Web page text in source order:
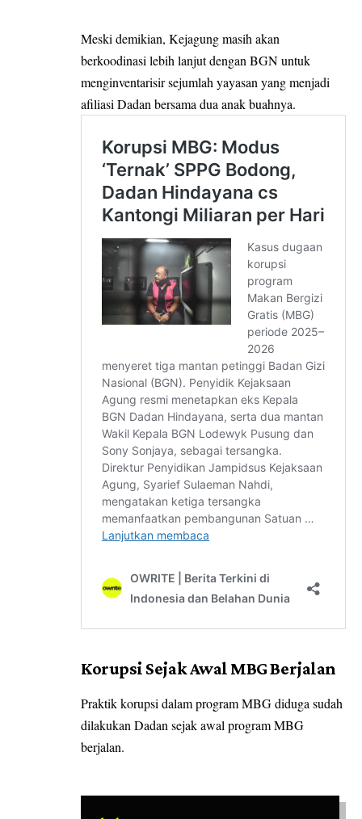
Meski demikian, Kejagung masih akan
berkoodinasi lebih lanjut dengan BGN untuk
menginventarisir sejumlah yayasan yang menjadi
afiliasi Dadan bersama dua anak buahnya.
Korupsi Sejak Awal MBG Berjalan
Praktik korupsi dalam program MBG diduga sudah
dilakukan Dadan sejak awal program MBG
berjalan.